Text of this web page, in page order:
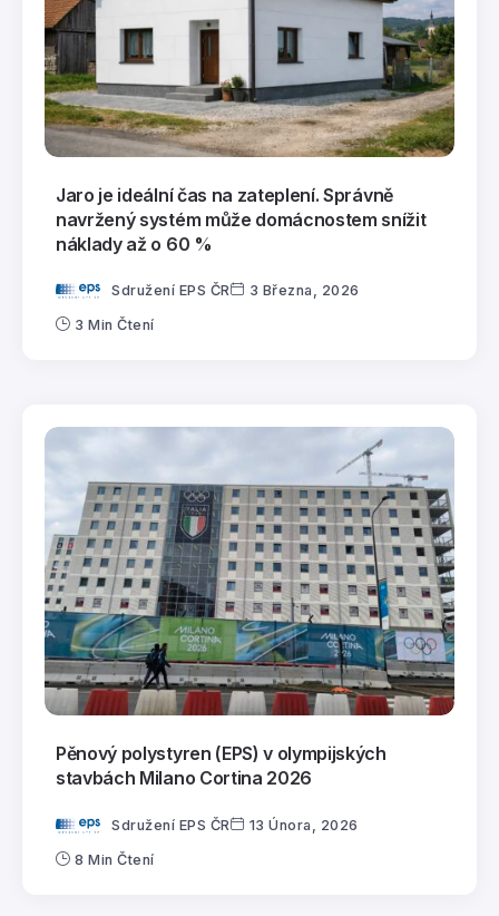
Jaro je ideální čas na zateplení. Správně
navržený systém může domácnostem snížit
náklady až o 60 %
Sdružení EPS ČR 3 Března, 2026
3 Min Čtení
Pěnový polystyren (EPS) v olympijských
stavbách Milano Cortina 2026
Sdružení EPS ČR 13 Února, 2026
8 Min Čtení